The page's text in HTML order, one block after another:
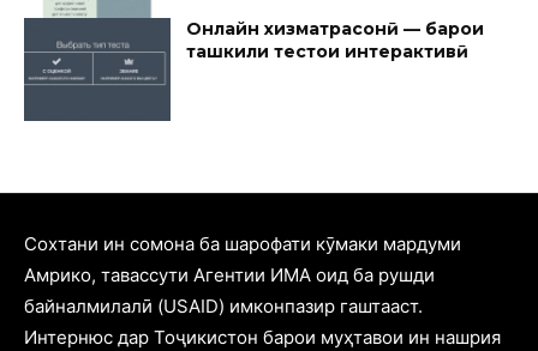
Онлайн хизматрасонӣ — барои
ташкили тестҳои интерактивӣ
Cохтани ин сомона ба шарофати кӯмаки мардуми
Амрико, тавассути Агентии ИМА оид ба рушди
байналмилалӣ (USAID) имконпазир гаштааст.
Интернюс дар Тоҷикистон барои муҳтавои ин нашрия